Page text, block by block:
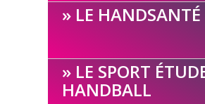
LE HANDSANTÉ
LE SPORT
HANDBALL